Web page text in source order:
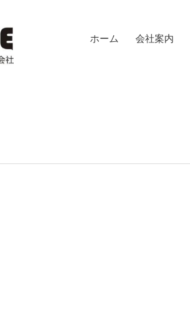
ホーム 会社案内